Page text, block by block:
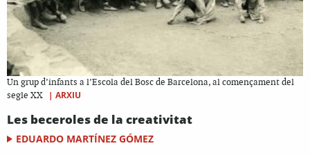
Un grup d’infants a l’Escola del Bosc de Barcelona, al començament del
segle XX
| ARXIU
Les beceroles de la creativitat
EDUARDO MARTÍNEZ GÓMEZ